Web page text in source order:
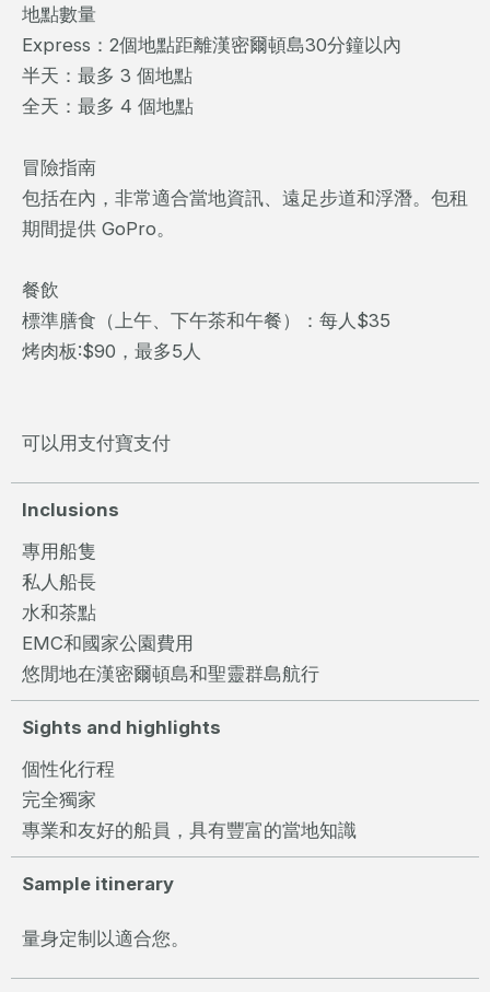
地點數量
Express：2個地點距離漢密爾頓島30分鐘以內
半天：最多 3 個地點
全天：最多 4 個地點
冒險指南
包括在內，非常適合當地資訊、遠足步道和浮潛。包租
期間提供 GoPro。
餐飲
標準膳食（上午、下午茶和午餐）：每人$35
烤肉板:$90，最多5人
可以用支付寶支付
Inclusions
專用船隻
私人船長
水和茶點
EMC和國家公園費用
悠閒地在漢密爾頓島和聖靈群島航行
Sights and highlights
個性化行程
完全獨家
專業和友好的船員，具有豐富的當地知識
Sample itinerary
量身定制以適合您。